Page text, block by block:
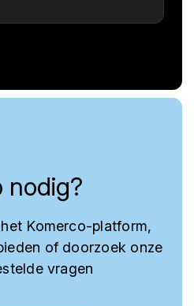
nodig?
Komerco-platform,
of doorzoek onze
vragen